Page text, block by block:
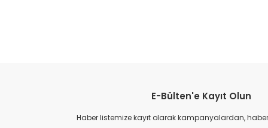
Akü Şalteri, Sürekli 350 A
E-Bülten'e Kayıt Olun
Haber listemize kayıt olarak kampanyalardan,